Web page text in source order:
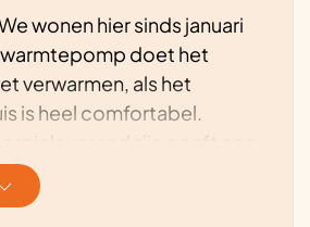
wonen hier sinds januari
doet het
verwarmen, als het
is heel comfortabel.
mei 2025 hebben wij